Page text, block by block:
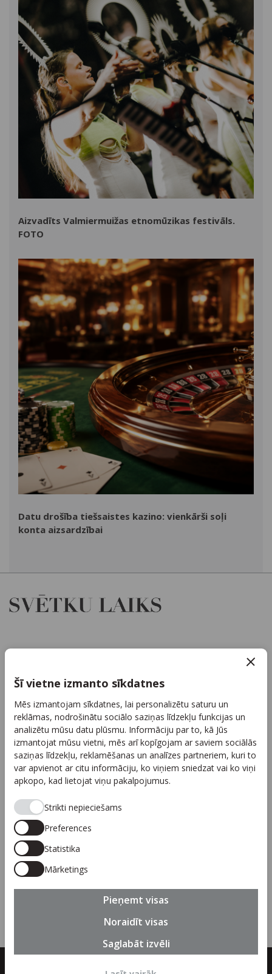
Šī vietne izmanto sīkdatnes
Mēs izmantojam sīkdatnes, lai personalizētu saturu un
reklāmas, nodrošinātu sociālo saziņas līdzekļu funkcijas un
analizētu mūsu datu plūsmu. Informāciju par to, kā Jūs
izmantojat mūsu vietni, mēs arī kopīgojam ar saviem sociālās
saziņas līdzekļu, reklamēšanas un analīzes partneriem, kuri to
var apvienot ar citu informāciju, ko viņiem sniedzat vai ko viņi
apkopo, kad lietojat viņu pakalpojumus.
Strikti nepieciešams
Preferences
Statistika
Mārketings
Saglabāt izvēli
Noraidīt visas
Pieņemt visas
Aizvadīts Valmiermuižas etnomūzikas festivāls.
FOTO
Datu drošība tiešsaistes kazino: vienkārši soļi
konta aizsardzībai
Reklāma
Arhīvs
Sadarbība
Autortiesības
Privātuma politika
Piesakies jaunumiem
Pieteikties
© 2026 SIA "Linguanet" visas tiesības paturētas. Bez iepriekšējas